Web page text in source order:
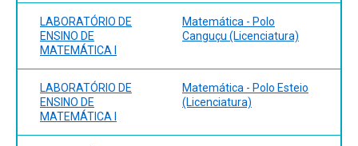
LABORATÓRIO DE
ENSINO DE
MATEMÁTICA I
Matemática - Polo
Canguçu (Licenciatura)
LABORATÓRIO DE
ENSINO DE
MATEMÁTICA I
Matemática - Polo Esteio
(Licenciatura)